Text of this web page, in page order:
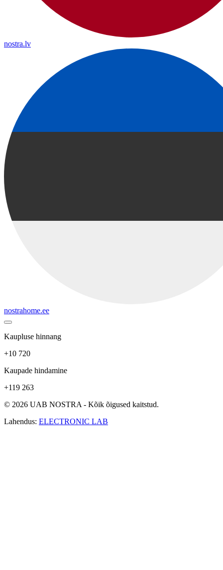
nostra.lv
nostrahome.ee
Kaupluse hinnang
+10 720
Kaupade hindamine
+119 263
© 2026 UAB NOSTRA - Kõik õigused kaitstud.
Lahendus: ELECTRONIC LAB